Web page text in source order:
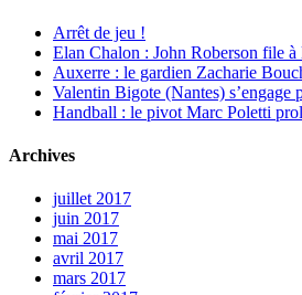
Arrêt de jeu !
Elan Chalon : John Roberson file
Auxerre : le gardien Zacharie
Valentin Bigote (Nantes)
Handball : le pivot Marc Poletti
Archives
juillet 2017
juin 2017
mai 2017
avril 2017
mars 2017